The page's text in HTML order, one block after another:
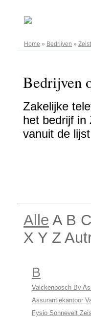
Home » Bedrijven » Zeist
Bedrijven
Zakelijke
het bedrijf in
vanuit de
Alle A B
X Y Z
B
Valckenbosch Bv
Assurantiekantoor
Fysio Sonnevelt